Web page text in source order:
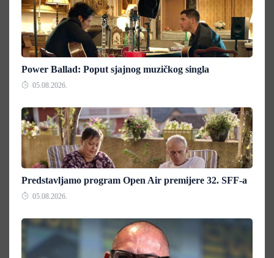
Power Ballad: Poput sjajnog muzičkog singla
05.08.2026.
Predstavljamo program Open Air premijere 32. SFF-a
05.08.2026.